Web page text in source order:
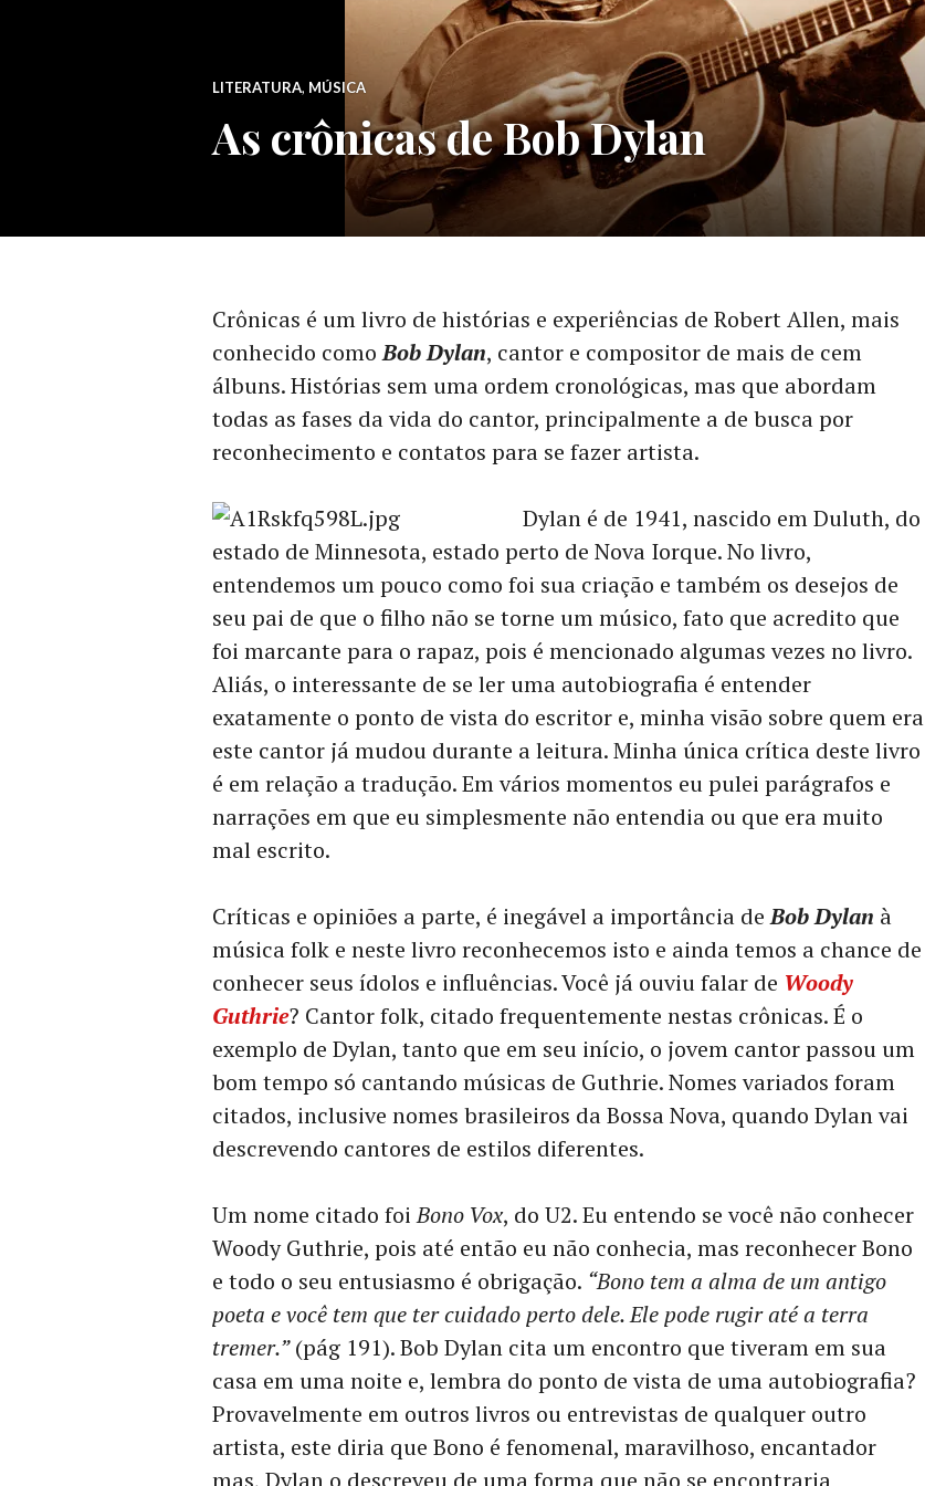
LITERATURA, MÚSICA
As crônicas de Bob Dylan
Crônicas é um livro de histórias e experiências de Robert Allen, mais
conhecido comoBob Dylan, cantor e compositor de mais de cem
álbuns. Histórias sem uma ordem cronológicas, mas que abordam
todas as fases da vida do cantor, principalmente a de busca por
reconhecimento e contatos para se fazer artista.
Dylan é de 1941, nascido em Duluth, do
estado de Minnesota, estado perto de Nova Iorque. No livro,
entendemos um pouco como foi sua criação e também os desejos de
seu pai de que o filho não se torne um músico, fato que acredito que
foi marcante para o rapaz, pois é mencionado algumas vezes no livro.
Aliás, o interessante de se ler uma autobiografia é entender
exatamente o ponto de vista do escritor e, minha visão sobre quem era
este cantor já mudou durante a leitura. Minha única crítica deste livro
é em relação a tradução. Em vários momentos eu pulei parágrafos e
narrações em que eu simplesmente não entendia ou que era muito
mal escrito.
Críticas e opiniões a parte, é inegável a importância deBob Dylan à
música folk e neste livro reconhecemos isto e ainda temos a chance de
conhecer seus ídolos e influências. Você já ouviu falar de Woody
Guthrie? Cantor folk, citado frequentemente nestas crônicas. É o
exemplo de Dylan, tanto que em seu início, o jovem cantor passou um
bom tempo só cantando músicas de Guthrie. Nomes variados foram
citados, inclusive nomes brasileiros da Bossa Nova, quando Dylan vai
descrevendo cantores de estilos diferentes.
Um nome citado foiBono Vox, do U2. Eu entendo se você não conhecer
Woody Guthrie, pois até então eu não conhecia, mas reconhecer Bono
e todo o seu entusiasmo é obrigação. “Bono tem a alma de um antigo
poeta e você tem que ter cuidado perto dele. Ele pode rugir até a terra
tremer.”(pág 191). Bob Dylan cita um encontro que tiveram em sua
casa em uma noite e, lembra do ponto de vista de uma autobiografia?
Provavelmente em outros livros ou entrevistas de qualquer outro
artista, este diria que Bono é fenomenal, maravilhoso, encantador
mas, Dylan o descreveu de uma forma que não se encontraria